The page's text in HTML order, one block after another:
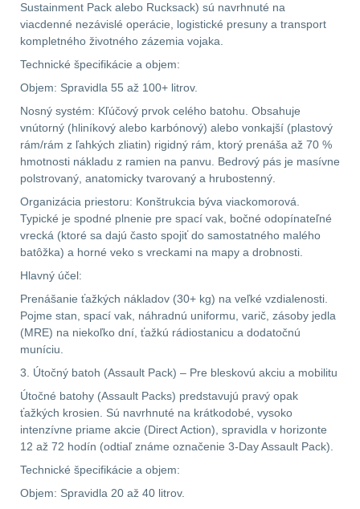
Velký oční reliéf1
Na dlouhé vzdálenosti13
Multi-range32
Krátka a střední
vzdálenost16
Monokuláry5
Príslušenstvo pre
optiku 9
OBLEČENIE
Nosičy a vesty 65
Prilby4
Šiltovky29
Taktické opasky45
Sustainment Pack alebo Rucksack) sú navrhnuté na
viacdenné nezávislé operácie, logistické presuny a transport
kompletného životného zázemia vojaka.
Technické špecifikácie a objem:
Objem: Spravidla 55 až 100+ litrov.
Nosný systém: Kľúčový prvok celého batohu. Obsahuje
vnútorný (hliníkový alebo karbónový) alebo vonkajší (plastový
rám/rám z ľahkých zliatin) rigidný rám, ktorý prenáša až 70 %
hmotnosti nákladu z ramien na panvu. Bedrový pás je masívne
polstrovaný, anatomicky tvarovaný a hrubostenný.
Organizácia priestoru: Konštrukcia býva viackomorová.
Typické je spodné plnenie pre spací vak, bočné odopínateľné
vrecká (ktoré sa dajú často spojiť do samostatného malého
batôžka) a horné veko s vreckami na mapy a drobnosti.
Hlavný účel:
Prenášanie ťažkých nákladov (30+ kg) na veľké vzdialenosti.
Pojme stan, spací vak, náhradnú uniformu, varič, zásoby jedla
(MRE) na niekoľko dní, ťažkú rádiostanicu a dodatočnú
muníciu.
3. Útočný batoh (Assault Pack) – Pre bleskovú akciu a mobilitu
Útočné batohy (Assault Packs) predstavujú pravý opak
ťažkých krosien. Sú navrhnuté na krátkodobé, vysoko
intenzívne priame akcie (Direct Action), spravidla v horizonte
12 až 72 hodín (odtiaľ známe označenie 3-Day Assault Pack).
Technické špecifikácie a objem:
Objem: Spravidla 20 až 40 litrov.